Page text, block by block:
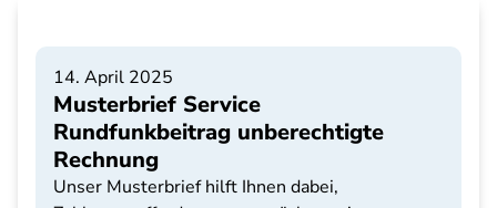
14. April 2025
Musterbrief Service
Rundfunkbeitrag unberechtigte
Rechnung
Unser Musterbrief hilft Ihnen dabei,